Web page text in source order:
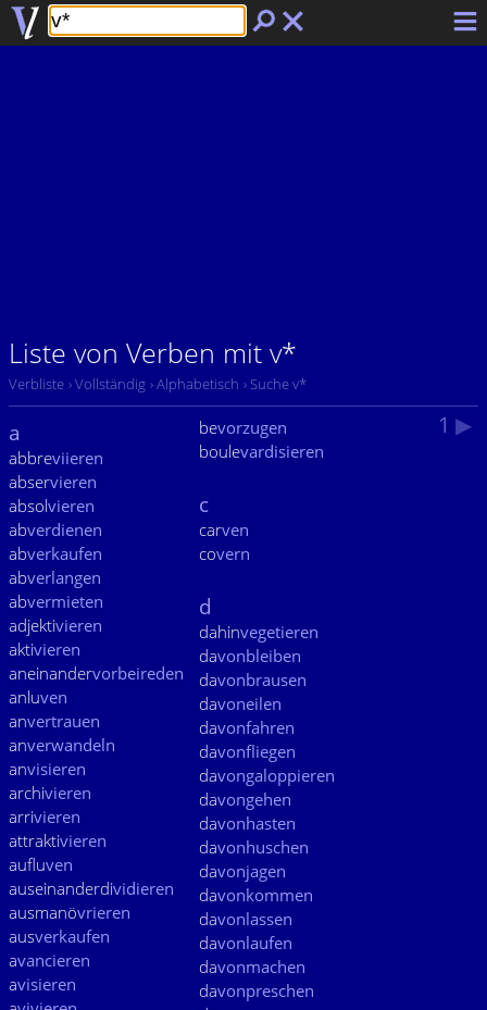
Liste von Verben mit v*
Verbliste › Vollständig › Alphabetisch › Suche v*
1 ▶
a
abbreviieren
abservieren
absolvieren
abverdienen
abverkaufen
abverlangen
abvermieten
adjektivieren
aktivieren
aneinandervorbeireden
anluven
anvertrauen
anverwandeln
anvisieren
archivieren
arrivieren
attraktivieren
aufluven
auseinanderdividieren
ausmanövrieren
ausverkaufen
avancieren
avisieren
bevorzugen
boulevardisieren
c
carven
covern
d
dahinvegetieren
davonbleiben
davonbrausen
davoneilen
davonfahren
davonfliegen
davongaloppieren
davongehen
davonhasten
davonhuschen
davonjagen
davonkommen
davonlassen
davonlaufen
davonmachen
davonpreschen